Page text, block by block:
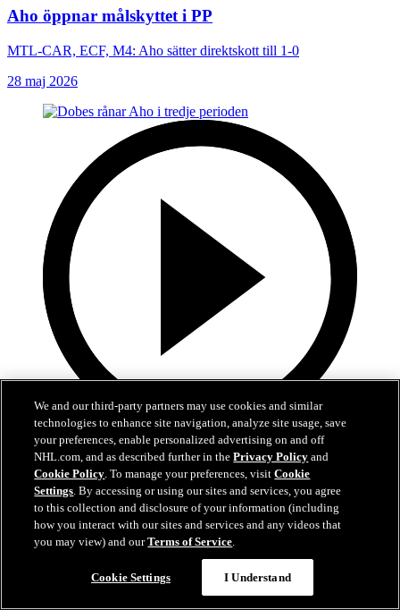
Aho öppnar målskyttet i PP
MTL-CAR, ECF, M4: Aho sätter direktskott till 1-0
28 maj 2026
0:32
Dobes rånar Aho i tredje perioden
MTL-CAR, ECF, M3: Dobes rånar Aho i matchens tredje period
26 maj 2026
We and our third-party partners may use cookies and similar
technologies to enhance site navigation, analyze site usage, save
your preferences, enable personalized advertising on and off
NHL.com, and as described further in thePrivacy Policy and
Cookie Policy. To manage your preferences, visitCookie
Settings. By accessing or using our sites and services, you agree
to this collection and disclosure of your information (including
how you interact with our sites and services and any videos that
you may view) and ourTerms of Service.
Cookie Settings I Understand